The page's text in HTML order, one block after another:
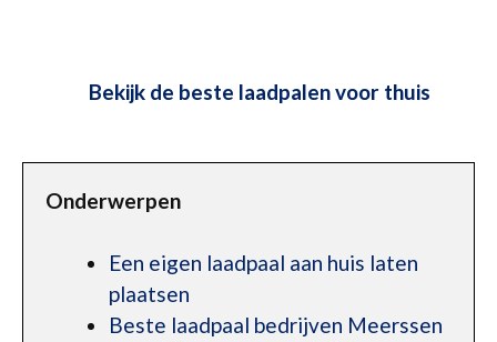
Bekijk de beste laadpalen voor thuis
Onderwerpen
Een eigen laadpaal aan huis laten
plaatsen
Beste laadpaal bedrijven Meerssen